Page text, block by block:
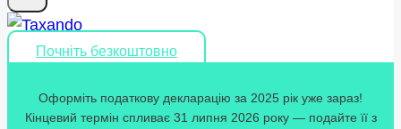
Почніть безкоштовно
Оформіть податкову декларацію за 2025 рік уже зараз!
Кінцевий термін спливає 31 липня 2026 року — подайте її з